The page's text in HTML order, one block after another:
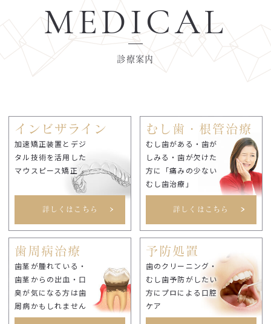
MEDICAL
診療案内
インビザライン
加速矯正装置とデジ
タル技術を活用した
マウスピース矯正
詳しくはこちら
むし歯・根管治療
むし歯がある・歯が
しみる・歯が欠けた
方に「痛みの少ない
むし歯治療」
詳しくはこちら
歯周病治療
歯茎が腫れている・
歯茎からの出血・口
臭が気になる方は歯
周病かもしれません
予防処置
歯のクリーニング・
むし歯予防がしたい
方にプロによる口腔
ケア